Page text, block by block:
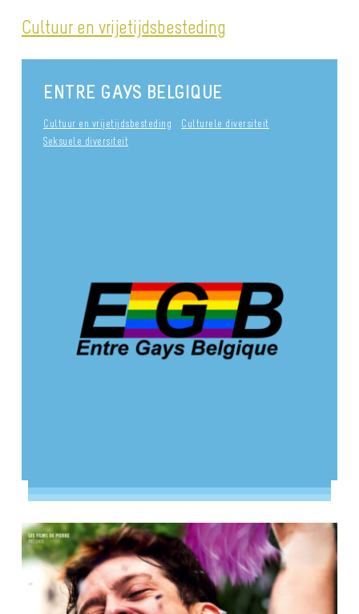
Cultuur en vrijetijdsbesteding
ENTRE GAYS BELGIQUE
Cultuur en vrijetijdsbesteding
Culturele diversiteit
Seksuele diversiteit